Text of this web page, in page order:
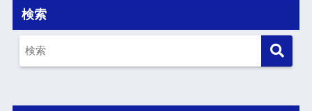
検索